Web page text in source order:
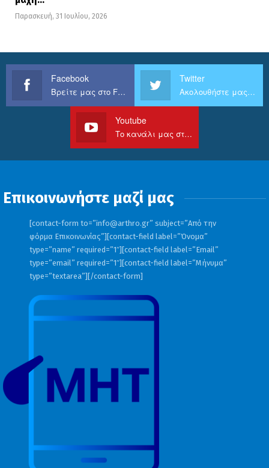
Παρασκευή, 31 Ιουλίου, 2026
Facebook
Βρείτε μας στο Facebook
Twitter
Ακολουθήστε μας στο Twitter
Youtube
Το κανάλι μας στο Youtube
Επικοινωνήστε μαζί μας
[contact-form to=”info@arthro.gr” subject=”Από την
φόρμα Επικοινωνίας”][contact-field label=”Όνομα”
type=”name” required=”1″][contact-field label=”Email”
type=”email” required=”1″][contact-field label=”Μήνυμα”
type=”textarea”][/contact-form]